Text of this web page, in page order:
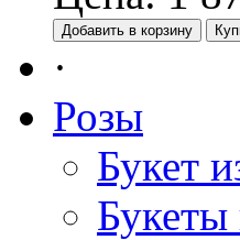
Добавить в корзину
·
Розы
Букет
Букеты